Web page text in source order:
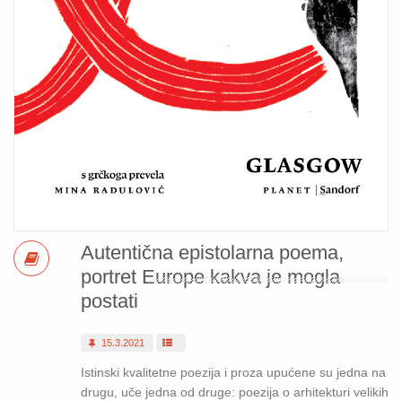
Autentična epistolarna poema,
portret Europe kakva je mogla
postati
15.3.2021
Istinski kvalitetne poezija i proza upućene su jedna na
drugu, uče jedna od druge: poezija o arhitekturi velikih